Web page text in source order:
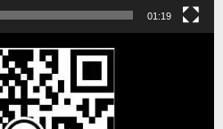
01:19